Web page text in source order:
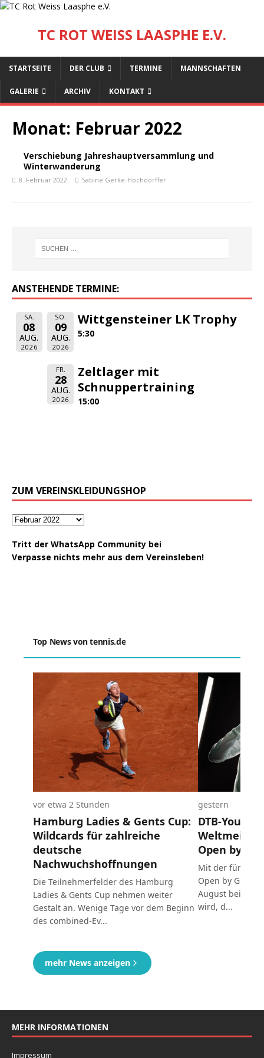
TC ROT WEISS LAASPHE E.V.
STARTSEITE DER CLUB TERMINE MANNSCHAFTEN
GALERIE ARCHIV KONTAKT
Monat: Februar 2022
Verschiebung Jahreshauptversammlung und
Winterwanderung
8. Februar 2022 Sabine Gerke-Hochdörffer
ANSTEHENDE TERMINE:
SA.
08
AUG.
2026
SO.
09
AUG.
2026
Wittgensteiner LK Trophy
5:30
FR.
28
AUG.
2026
Zeltlager mit
Schnuppertraining
15:00
ZUM VEREINSKLEIDUNGSHOP
Tritt der WhatsApp Community bei
Verpasse nichts mehr aus dem Vereinsleben!
MEHR INFORMATIONEN
Impressum